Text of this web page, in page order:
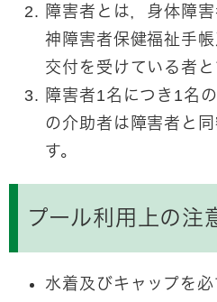
障害者とは，身体障
神障害者保健福祉手
交付を受けている者と
障害者1名につき1名
の介助者は障害者と
す。
プール利用上の注
水着及びキャップを必